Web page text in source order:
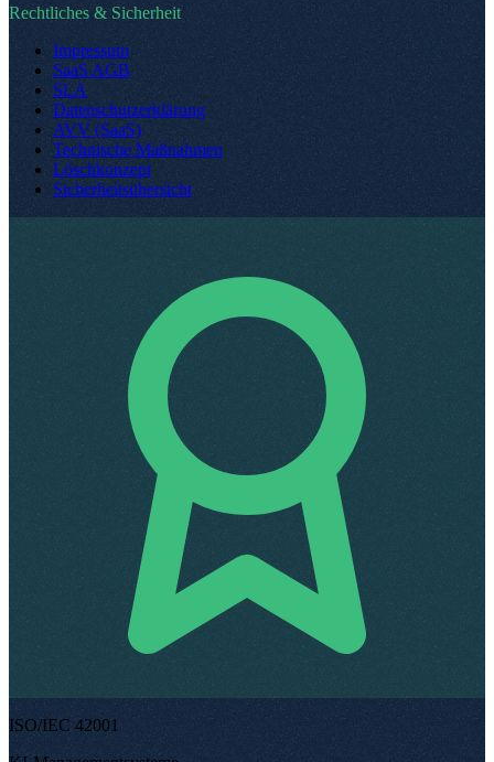
Rechtliches & Sicherheit
Impressum
SaaS AGB
SLA
Datenschutzerklärung
AVV (SaaS)
Technische Maßnahmen
Löschkonzept
Sicherheitsübersicht
ISO/IEC 42001